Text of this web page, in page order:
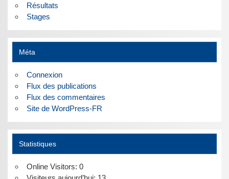
Résultats
Stages
Méta
Connexion
Flux des publications
Flux des commentaires
Site de WordPress-FR
Statistiques
Online Visitors: 0